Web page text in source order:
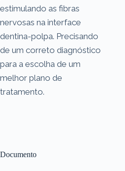
Documento
estimulando as fibras
nervosas na interface
dentina-polpa. Precisando
de um correto diagnóstico
para a escolha de um
melhor plano de
tratamento.